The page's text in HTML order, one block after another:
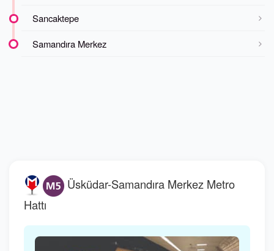
Sancaktepe
Samandıra Merkez
Üsküdar-Samandıra Merkez Metro
Hattı